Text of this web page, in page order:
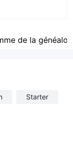
de la
Starter